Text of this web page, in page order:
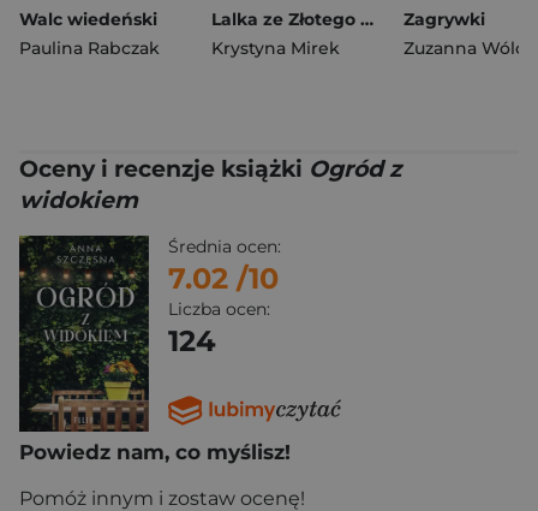
Walc wiedeński
Paulina Rabczak
Lalka ze Złotego Wzgórza
Krystyna Mirek
Zagrywki
Oceny i recenzje książki Ogród z
widokiem
Średnia ocen:
7.02 /10
Liczba ocen:
124
Powiedz nam, co myślisz!
Pomóż innym i zostaw ocenę!